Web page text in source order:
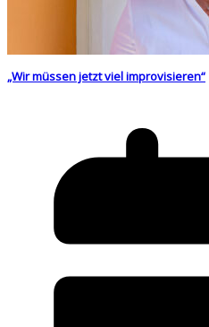
„Wir müssen jetzt viel improvisieren“